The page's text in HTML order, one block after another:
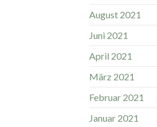
August 2021
Juni 2021
April 2021
März 2021
Februar 2021
Januar 2021